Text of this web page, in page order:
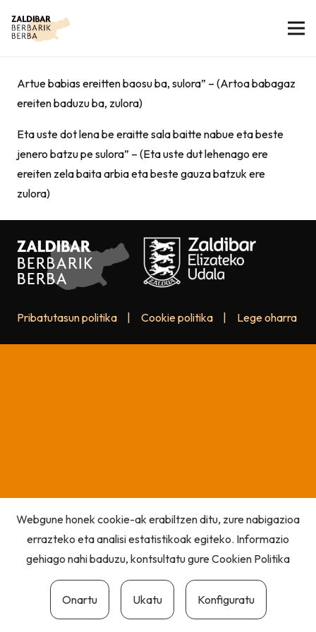
Artue babias ereitten baosu ba, sulora” – (Artoa babagaz
ereiten baduzu ba, zulora)
Eta uste dot lena be eraitte sala baitte nabue eta beste
jenero batzu pe sulora” – (Eta uste dut lehenago ere
ereiten zela baita arbia eta beste gauza batzuk ere
zulora)
Pribatutasun politika Cookie politika Lege oharra
Webgune honek cookie-ak erabiltzen ditu, zure nabigazioa
errazteko eta analisi estatistikoak egiteko. Informazio
gehiago nahi baduzu, kontsultatu gureCookien Politika
Onartu Ukatu Konfiguratu